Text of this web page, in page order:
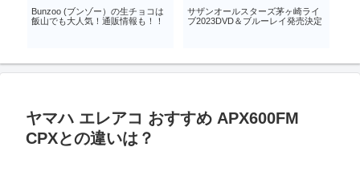
カリフォルニアセンツ 人気の香り
ラグナブリーズ おすすめの使い方
横須賀レゲエバッシュ 2024 出演
アーティストとイベント詳細
ヤマハ エレアコ おすすめ APX600FM
CPXとの違いは？